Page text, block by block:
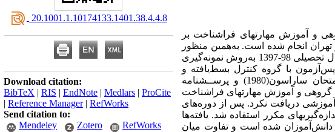
و آموزش مهارتهای فراشناخت بر
انجام شده است. به‌­همین منظور
36 نفر از دانش‌­آموزان دختر دورۀ متوسطه اول منطقه 12 آموزش وپرورش شهر تهران در سال تحصیلی 98-1397 به‌­روش نمونه­‌گیری
با گروه کنترل بسط‌­یافته و
جایگزینی تصادفی بود. شرکت­‌کنندگان ابزار آزمون را با عنوانهای پرسشنامه اضطراب امتحان ساراسون(1980) و پرســشنامه
گروهی و آموزش مهارتهای فراشناخت
آموزشی دریافت نکرد. پس از دوره‌­های
مکرر استفاده شد. یافته‌­ها
شده است و تفاوت میان
‎ 20.1001.1.10174133.1401.38.4.4.8
Download citation:
BibTeX | RIS | EndNote | Medlars | ProCite
| Reference Manager| RefWorks
Send citation to:
Mendeley
Zotero RefWorks